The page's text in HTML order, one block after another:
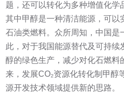
题，还可以转化为多种增值化学
其中甲醇是一种清洁能源，可以
石油类燃料。众所周知，中国是
此，对于我国能源替代及可持续
醇的绿色生产，减少对化石燃料
来，发展CO₂资源化转化制甲醇
源开发技术领域提供新的思路。